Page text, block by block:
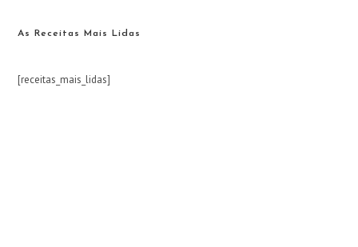
As Receitas Mais Lidas
[receitas_mais_lidas]